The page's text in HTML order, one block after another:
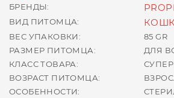
БРЕНДЫ:
ВИД ПИТОМЦА:
ВЕС УПАКОВКИ:
85 GR
РАЗМЕР ПИТОМЦА:
ДЛЯ
КЛАСС ТОВАРА:
ВОЗРАСТ ПИТОМЦА:
ОСОБЕННОСТИ: